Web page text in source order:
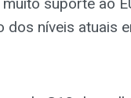
dos níveis atuais